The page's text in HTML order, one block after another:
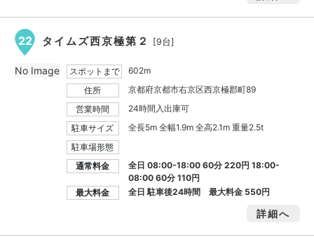
22 タイムズ西京極第２ [9台]
スポットまで
602m
住所
京都府京都市右京区西京極郡町89
営業時間
24時間入出庫可
駐車サイズ
全長5m 全幅1.9m 全高2.1m 重量2.5t
駐車場形態
通常料金
全日 08:00-18:00 60分 220円 18:00-
08:00 60分 110円
最大料金
全日 駐車後24時間 最大料金 550円
詳細へ
No Image